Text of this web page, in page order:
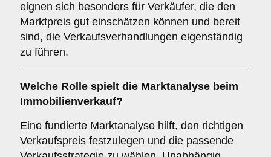
eignen sich besonders für Verkäufer, die den
Marktpreis gut einschätzen können und bereit
sind, die Verkaufsverhandlungen eigenständig
zu führen.
Welche Rolle spielt die Marktanalyse beim
Immobilienverkauf?
Eine fundierte Marktanalyse hilft, den richtigen
Verkaufspreis festzulegen und die passende